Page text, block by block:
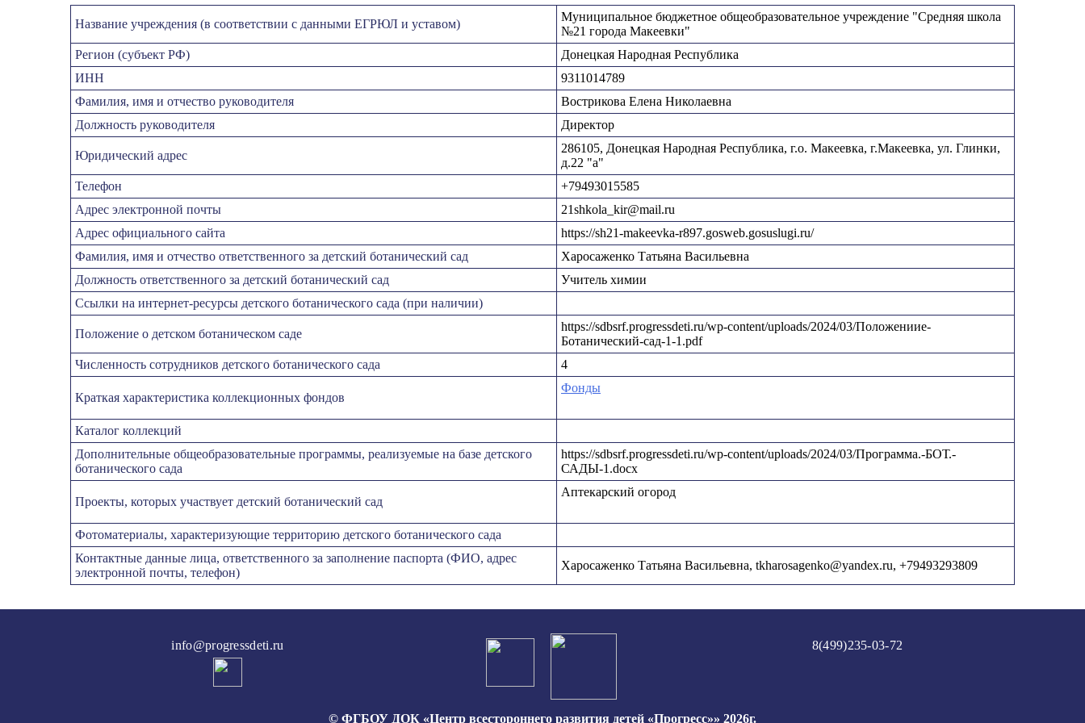
Название учреждения (в соответствии с данными ЕГРЮЛ и уставом)
Муниципальное бюджетное общеобразовательное учреждение "Средняя школа
№21 города Макеевки"
Регион (субъект РФ)
Донецкая Народная Республика
ИНН
9311014789
Фамилия, имя и отчество руководителя
Вострикова Елена Николаевна
Должность руководителя
Директор
Юридический адрес
286105, Донецкая Народная Республика, г.о. Макеевка, г.Макеевка, ул. Глинки,
д.22 "а"
Телефон
+79493015585
Адрес электронной почты
21shkola_kir@mail.ru
Адрес официального сайта
https://sh21-makeevka-r897.gosweb.gosuslugi.ru/
Фамилия, имя и отчество ответственного за детский ботанический сад
Харосаженко Татьяна Васильевна
Должность ответственного за детский ботанический сад
Учитель химии
Ссылки на интернет-ресурсы детского ботанического сада (при наличии)
Положение о детском ботаническом саде
https://sdbsrf.progressdeti.ru/wp-content/uploads/2024/03/Положениие-
Ботанический-сад-1-1.pdf
Численность сотрудников детского ботанического сада
4
Краткая характеристика коллекционных фондов
Фонды
Каталог коллекций
Дополнительные общеобразовательные программы, реализуемые на базе детского
ботанического сада
https://sdbsrf.progressdeti.ru/wp-content/uploads/2024/03/Программа.-БОТ.-
САДЫ-1.docx
Проекты, которых участвует детский ботанический сад
Аптекарский огород
Фотоматериалы, характеризующие территорию детского ботанического сада
Контактные данные лица, ответственного за заполнение паспорта (ФИО, адрес
электронной почты, телефон)
Харосаженко Татьяна Васильевна, tkharosagenko@yandex.ru, +79493293809
info@progressdeti.ru 8(499)235-03-72
© ФГБОУ ДОК «Центр всестороннего развития детей «Прогресс»» 2026г.